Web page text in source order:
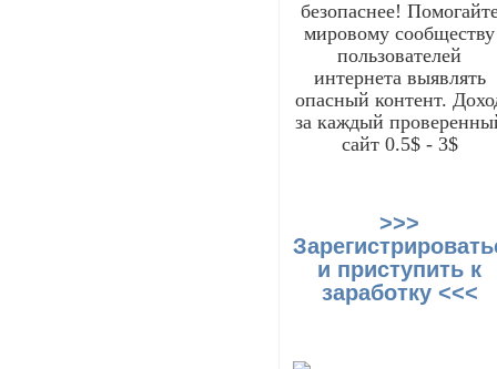
безопаснее!
мировому сообществу
пользователей
интернета выявлять
опасный контент.
за каждый
сайт 0.5$ - 3$
>>>
и приступить к
заработку <<<